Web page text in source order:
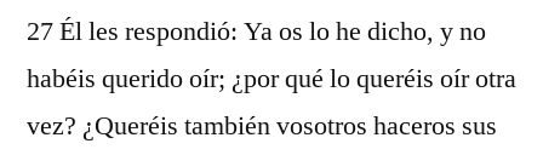
27 Él les respondió: Ya os lo he dicho, y no
habéis querido oír; ¿por qué lo queréis oír otra
vez? ¿Queréis también vosotros haceros sus